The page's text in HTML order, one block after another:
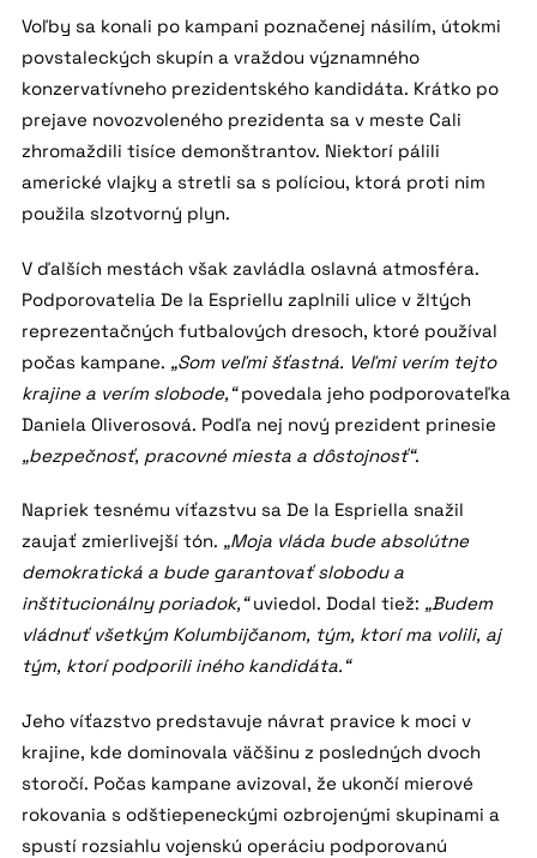
Voľby sa konali po kampani poznačenej násilím, útokmi
povstaleckých skupín a vraždou významného
konzervatívneho prezidentského kandidáta. Krátko po
prejave novozvoleného prezidenta sa v meste Cali
zhromaždili tisíce demonštrantov. Niektorí pálili
americké vlajky a stretli sa s políciou, ktorá proti nim
použila slzotvorný plyn.
V ďalších mestách však zavládla oslavná atmosféra.
Podporovatelia De la Espriellu zaplnili ulice v žltých
reprezentačných futbalových dresoch, ktoré používal
počas kampane. „Som veľmi šťastná. Veľmi verím tejto
krajine a verím slobode,“povedala jeho podporovateľka
Daniela Oliverosová. Podľa nej nový prezident prinesie
„bezpečnosť, pracovné miesta a dôstojnosť“.
Napriek tesnému víťazstvu sa De la Espriella snažil
zaujať zmierlivejší tón. „Moja vláda bude absolútne
demokratická a bude garantovať slobodu a
inštitucionálny poriadok,“uviedol. Dodal tiež: „Budem
vládnuť všetkým Kolumbijčanom, tým, ktorí ma volili, aj
tým, ktorí podporili iného kandidáta.“
Jeho víťazstvo predstavuje návrat pravice k moci v
krajine, kde dominovala väčšinu z posledných dvoch
storočí. Počas kampane avizoval, že ukončí mierové
rokovania s odštiepeneckými ozbrojenými skupinami a
spustí rozsiahlu vojenskú operáciu podporovanú